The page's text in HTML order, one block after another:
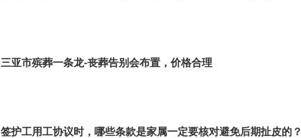
三亚市殡葬一条龙-丧葬告别会布置，价格合理
签护工用工协议时，哪些条款是家属一定要核对避免后期扯皮的？